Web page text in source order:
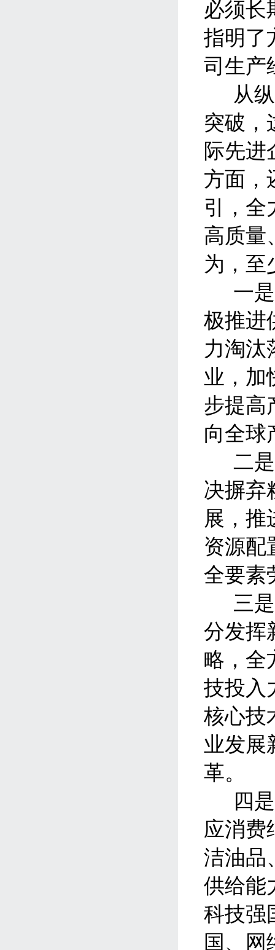
必须长
指明了
司生产
从
突破，
际先进
方面，
引，全
高质量
为，至
一
极推进
力淘汰
业，加
步提高
向全球
二
决摒弃
展，推
资源配
全要素
三
分发挥
略，全
技投入
核心技
业发展
革。
四
应消费
洁油品
供给能
科技强
国、网